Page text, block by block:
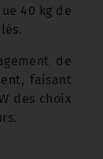
40 kg de
de
faisant
des choix